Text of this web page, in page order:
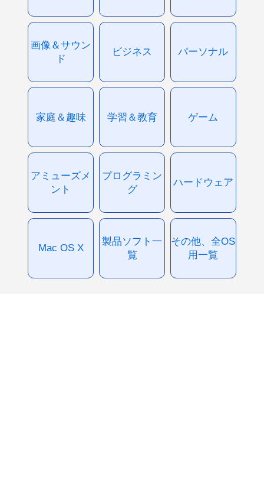
画像＆サウン
ド
ビジネス パーソナル
家庭＆趣味 学習＆教育 ゲーム
アミューズメ
ント
プログラミン
グ
ハードウェア
Mac OS X
製品ソフト一
覧
その他、全OS
用一覧